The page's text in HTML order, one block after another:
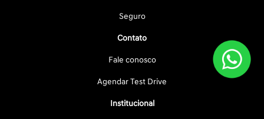
Seguro
Contato
Fale conosco
Agendar Test Drive
Institucional